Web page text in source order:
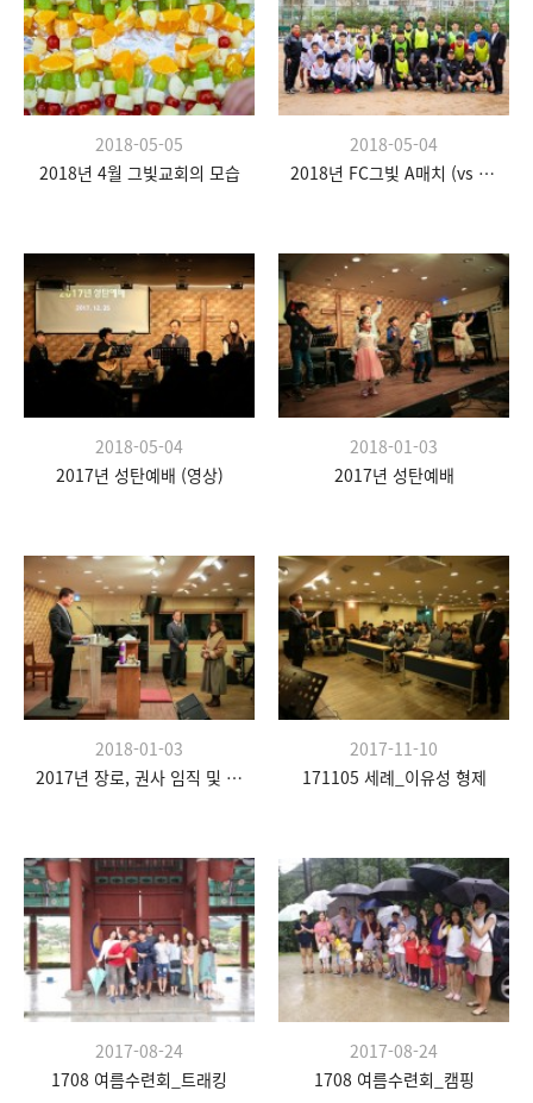
2018-05-05
2018년 4월 그빛교회의 모습
2018-05-04
2018년 FC그빛 A매치 (vs 신천감리교회)
2018-05-04
2017년 성탄예배 (영상)
2018-01-03
2017년 성탄예배
2018-01-03
2017년 장로, 권사 임직 및 은퇴식
2017-11-10
171105 세례_이유성 형제
2017-08-24
1708 여름수련회_트래킹
2017-08-24
1708 여름수련회_캠핑